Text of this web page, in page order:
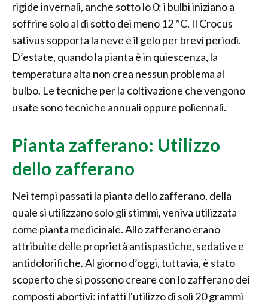
rigide invernali, anche sotto lo 0: i bulbi iniziano a
soffrire solo al di sotto dei meno 12 °C. Il Crocus
sativus sopporta la neve e il gelo per brevi periodi.
D’estate, quando la pianta è in quiescenza, la
temperatura alta non crea nessun problema al
bulbo. Le tecniche per la coltivazione che vengono
usate sono tecniche annuali oppure poliennali.
Pianta zafferano: Utilizzo
dello zafferano
Nei tempi passati la pianta dello zafferano, della
quale si utilizzano solo gli stimmi, veniva utilizzata
come pianta medicinale. Allo zafferano erano
attribuite delle proprietà antispastiche, sedative e
antidolorifiche. Al giorno d’oggi, tuttavia, è stato
scoperto che si possono creare con lo zafferano dei
composti abortivi: infatti l'utilizzo di soli 20 grammi